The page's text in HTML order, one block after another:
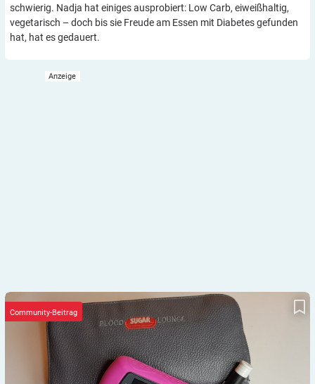
schwierig. Nadja hat einiges ausprobiert: Low Carb, eiweißhaltig,
vegetarisch – doch bis sie Freude am Essen mit Diabetes gefunden
hat, hat es gedauert.
We are Family – drei Insulinjunkies unter einem Dach
Community-Beitrag